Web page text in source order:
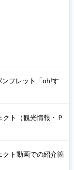
フレット「oh!す
ト（観光情報・Ｐ
クト動画での紹介箇